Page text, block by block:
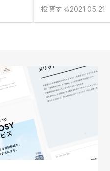
投資する2021.05.21